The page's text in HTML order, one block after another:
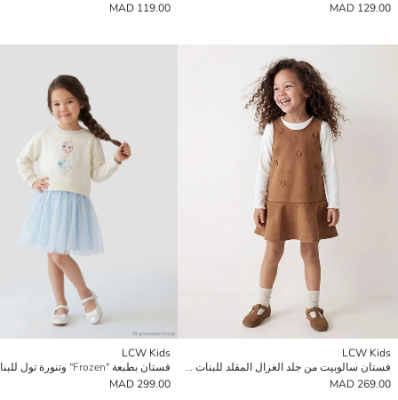
129.00 MAD
119.00 MAD
LCW Kids
فستان سالوبيت من جلد الغزال المقلد للبنات مع تيشورت بأكمام طويلة
269.00 MAD
LCW Kids
فستان بطبعة "Frozen" وتنورة تول للبنات
299.00 MAD